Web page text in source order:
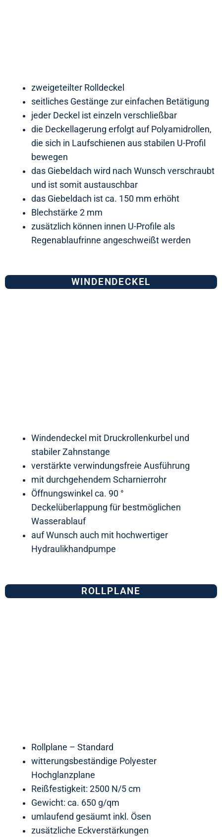
zweigeteilter Rolldeckel
seitliches Gestänge zur einfachen Betätigung
jeder Deckel ist einzeln verschließbar
die Deckellagerung erfolgt auf Polyamidrollen,
die sich in Laufschienen aus stabilen U-Profil
bewegen
das Giebeldach wird nach Wunsch verschraubt
und ist somit austauschbar
das Giebeldach ist ca. 150 mm erhöht
Blechstärke 2 mm
zusätzlich können innen U-Profile als
Regenablaufrinne angeschweißt werden
Windendeckel mit Druckrollenkurbel und
stabiler Zahnstange
verstärkte verwindungsfreie Ausführung
mit durchgehendem Scharnierrohr
Öffnungswinkel ca. 90 °
Deckelüberlappung für bestmöglichen
Wasserablauf
auf Wunsch auch mit hochwertiger
Hydraulikhandpumpe
WINDENDECKEL
ROLLPLANE
Rollplane – Standard
witterungsbeständige Polyester
Hochglanzplane
Reißfestigkeit: 2500 N/5 cm
Gewicht: ca. 650 g/qm
umlaufend gesäumt inkl. Ösen
zusätzliche Eckverstärkungen